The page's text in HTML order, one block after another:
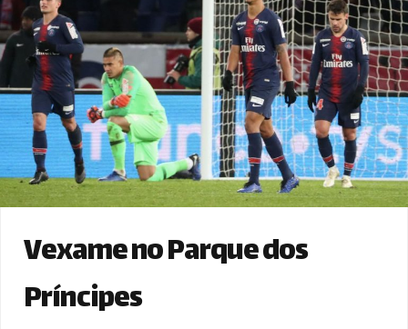
Vexame no Parque dos
Príncipes